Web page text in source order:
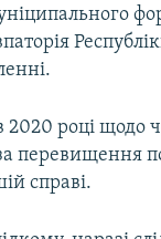
році щодо
перевищення
справі.